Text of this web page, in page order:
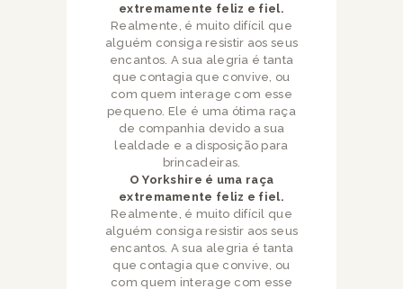
extremamente feliz e fiel.
Realmente, é muito difícil que
alguém consiga resistir aos seus
encantos. A sua alegria é tanta
que contagia que convive, ou
com quem interage com esse
pequeno. Ele é uma ótima raça
de companhia devido a sua
lealdade e a disposição para
brincadeiras.
O Yorkshire é uma raça
extremamente feliz e fiel.
Realmente, é muito difícil que
alguém consiga resistir aos seus
encantos. A sua alegria é tanta
que contagia que convive, ou
com quem interage com esse